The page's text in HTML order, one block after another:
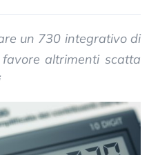
un 730 integrativo di
altrimenti scatta